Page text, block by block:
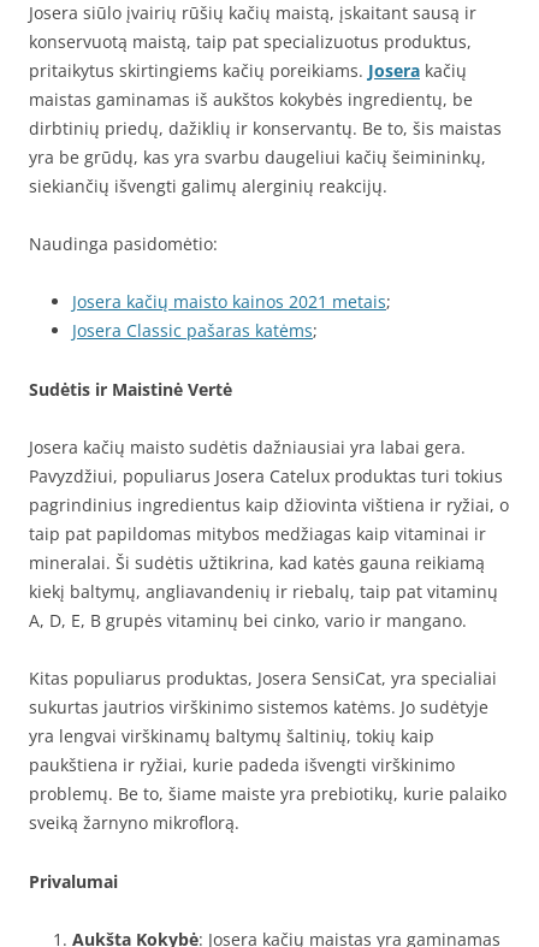
Josera siūlo įvairių rūšių kačių maistą, įskaitant sausą ir
konservuotą maistą, taip pat specializuotus produktus,
pritaikytus skirtingiems kačių poreikiams. Josera kačių
maistas gaminamas iš aukštos kokybės ingredientų, be
dirbtinių priedų, dažiklių ir konservantų. Be to, šis maistas
yra be grūdų, kas yra svarbu daugeliui kačių šeimininkų,
siekiančių išvengti galimų alerginių reakcijų.
Naudinga pasidomėtio:
Josera kačių maisto kainos 2021 metais;
Josera Classic pašaras katėms;
Sudėtis ir Maistinė Vertė
Josera kačių maisto sudėtis dažniausiai yra labai gera.
Pavyzdžiui, populiarus Josera Catelux produktas turi tokius
pagrindinius ingredientus kaip džiovinta vištiena ir ryžiai, o
taip pat papildomas mitybos medžiagas kaip vitaminai ir
mineralai. Ši sudėtis užtikrina, kad katės gauna reikiamą
kiekį baltymų, angliavandenių ir riebalų, taip pat vitaminų
A, D, E, B grupės vitaminų bei cinko, vario ir mangano.
Kitas populiarus produktas, Josera SensiCat, yra specialiai
sukurtas jautrios virškinimo sistemos katėms. Jo sudėtyje
yra lengvai virškinamų baltymų šaltinių, tokių kaip
paukštiena ir ryžiai, kurie padeda išvengti virškinimo
problemų. Be to, šiame maiste yra prebiotikų, kurie palaiko
sveiką žarnyno mikroflorą.
Privalumai
Aukšta Kokybė: Josera kačių maistas yra gaminamas